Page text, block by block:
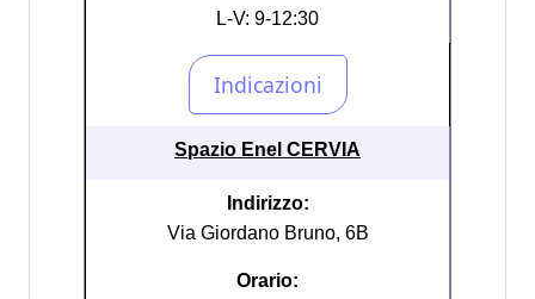
L-V: 9-12:30
Spazio Enel CERVIA
Indirizzo:
Via Giordano Bruno, 6B
Orario: